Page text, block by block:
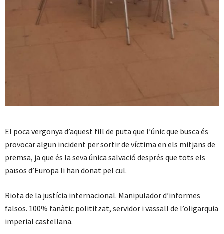
El poca vergonya d’aquest fill de puta que l’únic que busca és
provocar algun incident per sortir de víctima en els mitjans de
premsa, ja que és la seva única salvació després que tots els
països d’Europa li han donat pel cul.
Riota de la justícia internacional. Manipulador d’informes
falsos. 100% fanàtic polititzat, servidor i vassall de l’oligarquia
imperial castellana.